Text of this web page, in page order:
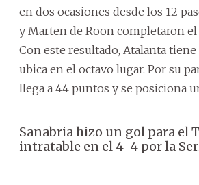
en dos ocasiones desde los 12
y Marten de Roon completaron
Con este resultado, Atalanta tiene
ubica en el octavo lugar. Por su
llega a 44 puntos y se posiciona
Sanabria hizo un gol para el
intratable en el 4-4 por la